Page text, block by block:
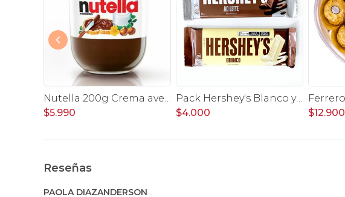
Nutella 200g Crema avellanas con cacao
$5.990
Pack Hershey's Blanco y Leche
$4.000
$12.900
Reseñas
PAOLA DIAZANDERSON